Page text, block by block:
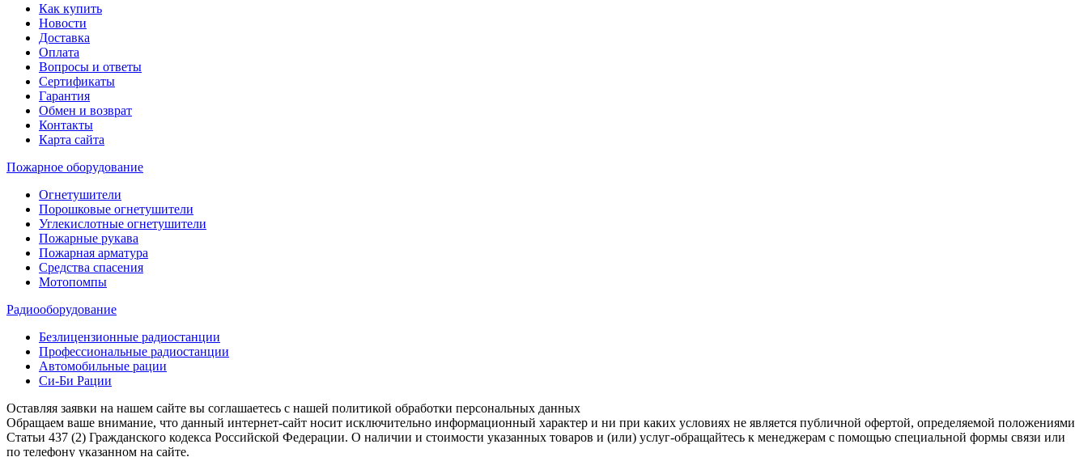
Как купить
Новости
Доставка
Оплата
Вопросы и ответы
Сертификаты
Гарантия
Обмен и возврат
Контакты
Карта сайта
Пожарное оборудование
Огнетушители
Порошковые огнетушители
Углекислотные огнетушители
Пожарные рукава
Пожарная арматура
Средства спасения
Мотопомпы
Радиооборудование
Безлицензионные радиостанции
Профессиональные радиостанции
Автомобильные рации
Си-Би Рации
Оставляя заявки на нашем сайте вы соглашаетесь с нашей политикой обработки персональных данных
Обращаем ваше внимание, что данный интернет-сайт носит исключительно информационный характер и ни при каких условиях не является публичной офертой, определяемой положениями
Статьи 437 (2) Гражданского кодекса Российской Федерации. О наличии и стоимости указанных товаров и (или) услуг-обращайтесь к менеджерам с помощью специальной формы связи или
по телефону указанном на сайте.